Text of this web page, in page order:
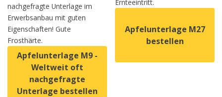
nachgefragte Unterlage im
Erwerbsanbau mit guten
Eigenschaften! Gute
Frosthärte.
Apfelunterlage M9 -
Weltweit oft
nachgefragte
Unterlage bestellen
Ernteeintritt.
Apfelunterlage M27
bestellen